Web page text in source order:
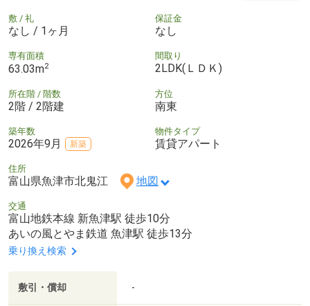
敷 / 礼
なし / 1ヶ月
保証金
なし
専有面積
63.03m2
間取り
2LDK(ＬＤＫ)
所在階 / 階数
2階 / 2階建
方位
南東
築年数
2026年9月 新築
物件タイプ
賃貸アパート
住所
富山県魚津市北鬼江 地図
交通
富山地鉄本線 新魚津駅 徒歩10分
あいの風とやま鉄道 魚津駅 徒歩13分
乗り換え検索
敷引・償却 -